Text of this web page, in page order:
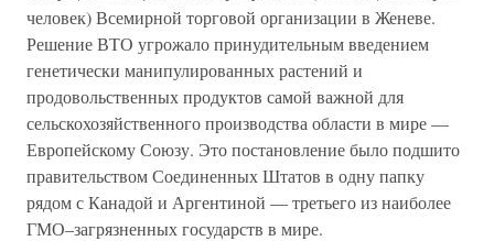
человек) Всемирной торговой организации в Женеве.
Решение ВТО угрожало принудительным введением
генетически манипулированных растений и
продовольственных продуктов самой важной для
сельскохозяйственного производства области в мире —
Европейскому Союзу. Это постановление было подшито
правительством Соединенных Штатов в одну папку
рядом с Канадой и Аргентиной — третьего из наиболее
ГМО–загрязненных государств в мире.